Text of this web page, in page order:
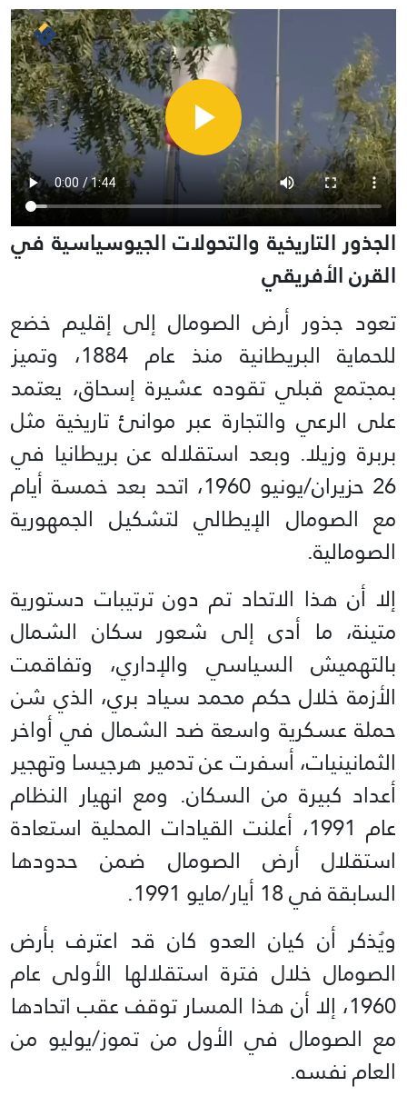
الجذور التاريخية والتحولات الجيوسياسية في
القرن الأفريقي
تعود جذور أرض الصومال إلى إقليم خضع
للحماية البريطانية منذ عام 1884، وتميز
بمجتمع قبلي تقوده عشيرة إسحاق، يعتمد
على الرعي والتجارة عبر موانئ تاريخية مثل
بربرة وزيلا. وبعد استقلاله عن بريطانيا في
26 حزيران/يونيو 1960، اتحد بعد خمسة أيام
مع الصومال الإيطالي لتشكيل الجمهورية
الصومالية.
إلا أن هذا الاتحاد تم دون ترتيبات دستورية
متينة، ما أدى إلى شعور سكان الشمال
بالتهميش السياسي والإداري، وتفاقمت
الأزمة خلال حكم محمد سياد بري، الذي شن
حملة عسكرية واسعة ضد الشمال في أواخر
الثمانينيات، أسفرت عن تدمير هرجيسا وتهجير
أعداد كبيرة من السكان. ومع انهيار النظام
عام 1991، أعلنت القيادات المحلية استعادة
استقلال أرض الصومال ضمن حدودها
السابقة في 18 أيار/مايو 1991.
ويُذكر أن كيان العدو كان قد اعترف بأرض
الصومال خلال فترة استقلالها الأولى عام
1960، إلا أن هذا المسار توقف عقب اتحادها
مع الصومال في الأول من تموز/يوليو من
العام نفسه.